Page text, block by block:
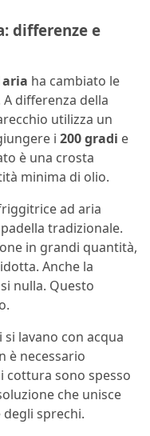
differenze e
ha cambiato le
differenza della
utilizza un
i 200 gradi e
è una crosta
minima di olio.
ad aria
tradizionale.
in grandi quantità,
Anche la
nulla. Questo
si lavano con acqua
è necessario
cottura sono spesso
che unisce
sprechi.